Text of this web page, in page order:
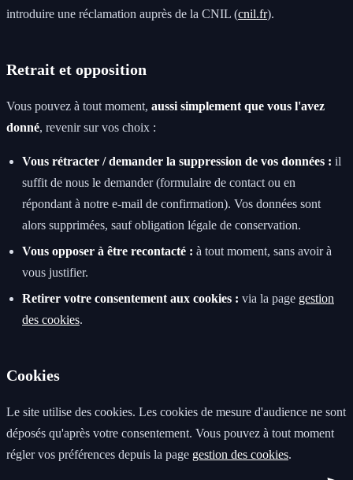
introduire une réclamation auprès de la CNIL (cnil.fr).
Retrait et opposition
Vous pouvez à tout moment, aussi simplement que vous l'avez
donné, revenir sur vos choix :
Vous rétracter / demander la suppression de vos données : il
suffit de nous le demander (formulaire de contact ou en
répondant à notre e-mail de confirmation). Vos données sont
alors supprimées, sauf obligation légale de conservation.
Vous opposer à être recontacté : à tout moment, sans avoir à
vous justifier.
Retirer votre consentement aux cookies : via la page gestion
des cookies.
Cookies
Le site utilise des cookies. Les cookies de mesure d'audience ne sont
déposés qu'après votre consentement. Vous pouvez à tout moment
régler vos préférences depuis la page gestion des cookies.